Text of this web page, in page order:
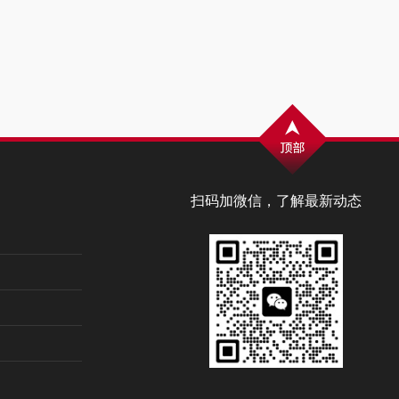
扫码加微信，了解最新动态